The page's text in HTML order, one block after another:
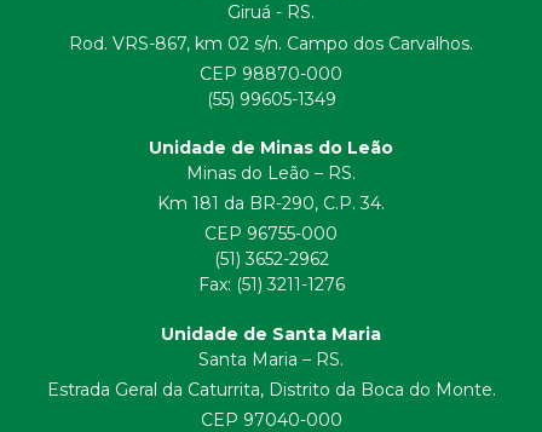
Giruá - RS.
Rod. VRS-867, km 02 s/n. Campo dos Carvalhos.
CEP 98870-000
(55) 99605-1349
Unidade de Minas do Leão
Minas do Leão – RS.
Km 181 da BR-290, C.P. 34.
CEP 96755-000
(51) 3652-2962
Fax: (51) 3211-1276
Unidade de Santa Maria
Santa Maria – RS.
Estrada Geral da Caturrita, Distrito da Boca do Monte.
CEP 97040-000